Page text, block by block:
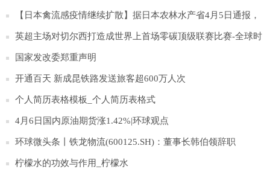
【日本禽流感疫情继续扩散】据日本农林水产省4月5日通报，
日本北海道千岁市一处农场发生高致病性H5N1型禽流感疫情。
这家农场饲养的约35万只蛋鸡以及同一城市与其有关的另一家
农场饲养的约4万只蛋鸡都将被扑杀。这是日本当前禽流感流行
季报告的第83起疫情。
英超主场对切尔西打造成世界上首场零碳顶级联赛比赛-全球时
讯
国家发改委郑重声明
开通百天 新成昆铁路发送旅客超600万人次
个人简历表格模板_个人简历表格式
4月6日国内原油期货涨1.42%|环球观点
环球微头条丨铁龙物流(600125.SH)：董事长韩伯领辞职
柠檬水的功效与作用_柠檬水